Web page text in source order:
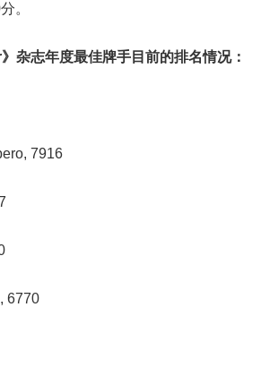
。
杂志年度最佳牌手目前的排名情况：
7916
6770